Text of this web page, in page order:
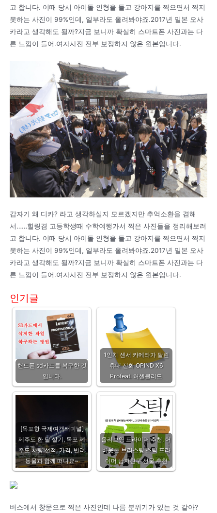
고 합니다. 이때 당시 아이돌 인형을 들고 강아지를 찍으면서 찍지
못하는 사진이 99%인데, 일부라도 올려봐야죠.2017년 일본 오사
카라고 생각해도 될까?지금 보니까 확실히 스마트폰 사진과는 다
른 느낌이 들어.여자사진 전부 보정하지 않은 원본입니다.
갑자기 왜 디카? 라고 생각하실지 모르겠지만 추억소환을 겸해
서……힐링겸 고등학생때 수학여행가서 찍은 사진들을 정리해보려
고 합니다. 이때 당시 아이돌 인형을 들고 강아지를 찍으면서 찍지
못하는 사진이 99%인데, 일부라도 올려봐야죠.2017년 일본 오사
카라고 생각해도 될까?지금 보니까 확실히 스마트폰 사진과는 다
른 느낌이 들어.여자사진 전부 보정하지 않은 원본입니다.
인기글
핸드폰 sd카드를 복구한 것
입니다.
1인치 센서 카메라가 달린
휴대 전화 OPIND X6
Profeat. 허셀블러드
[목포항 국제여객터미널]
제주도 한 달 살기, 목포 제
주도 차량 선적, 가격, 반려
동물과 함께 떠나요~
올리브영 프라이머 추천, 어
바웃톤 브라스팅 스틱 프라
이머 남자친구 선물 추천
버스에서 창문으로 찍은 사진인데 나름 분위기가 있는 것 같아?